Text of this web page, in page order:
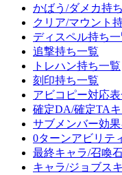
かばう/ダメカ持
クリア/マウント
ディスペル持ち
追撃持ち一覧
トレハン持ち一覧
刻印持ち一覧
アビコピー対応
確定DA/確定TA
サブメンバー効
0ターンアビリテ
最終キャラ/召喚
キャラ/ジョブス